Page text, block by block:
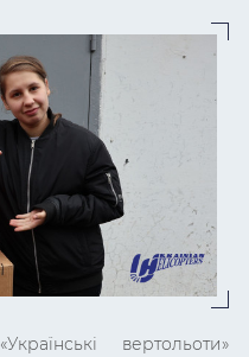
«Українські вертольоти»